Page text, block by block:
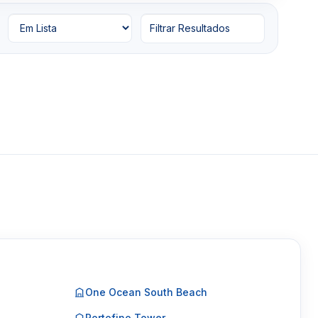
Filtrar Resultados
One Ocean South Beach